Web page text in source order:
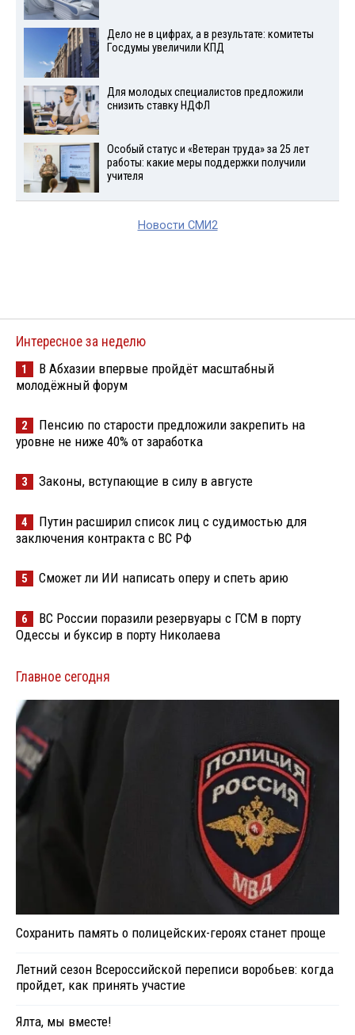
Дело не в цифрах, а в результате: комитеты
Госдумы увеличили КПД
Для молодых специалистов предложили
снизить ставку НДФЛ
Особый статус и «Ветеран труда» за 25 лет
работы: какие меры поддержки получили
учителя
Новости СМИ2
Интересное за неделю
1
В Абхазии впервые пройдёт масштабный
молодёжный форум
2
Пенсию по старости предложили закрепить на
уровне не ниже 40% от заработка
3 Законы, вступающие в силу в августе
4
Путин расширил список лиц с судимостью для
заключения контракта с ВС РФ
5 Сможет ли ИИ написать оперу и спеть арию
6
ВС России поразили резервуары с ГСМ в порту
Одессы и буксир в порту Николаева
Главное сегодня
Сохранить память о полицейских-героях станет проще
Летний сезон Всероссийской переписи воробьев: когда
пройдет, как принять участие
Ялта, мы вместе!